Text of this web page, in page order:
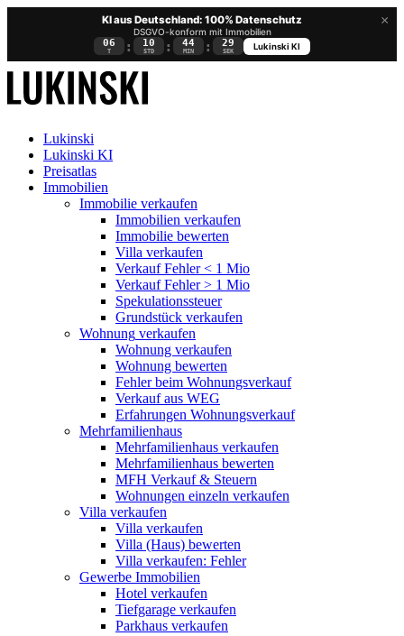
×
KI aus Deutschland: 100% Datenschutz
DSGVO-konform mit Immobilien
06
T : 10
STD : 44
MIN : 29
SEK
Lukinski KI
Lukinski
Lukinski KI
Preisatlas
Immobilien
Immobilie verkaufen
Immobilien verkaufen
Immobilie bewerten
Villa verkaufen
Verkauf Fehler < 1 Mio
Verkauf Fehler > 1 Mio
Spekulationssteuer
Grundstück verkaufen
Wohnung verkaufen
Wohnung verkaufen
Wohnung bewerten
Fehler beim Wohnungsverkauf
Verkauf aus WEG
Erfahrungen Wohnungsverkauf
Mehrfamilienhaus
Mehrfamilienhaus verkaufen
Mehrfamilienhaus bewerten
MFH Verkauf & Steuern
Wohnungen einzeln verkaufen
Villa verkaufen
Villa verkaufen
Villa (Haus) bewerten
Villa verkaufen: Fehler
Gewerbe Immobilien
Hotel verkaufen
Tiefgarage verkaufen
Parkhaus verkaufen